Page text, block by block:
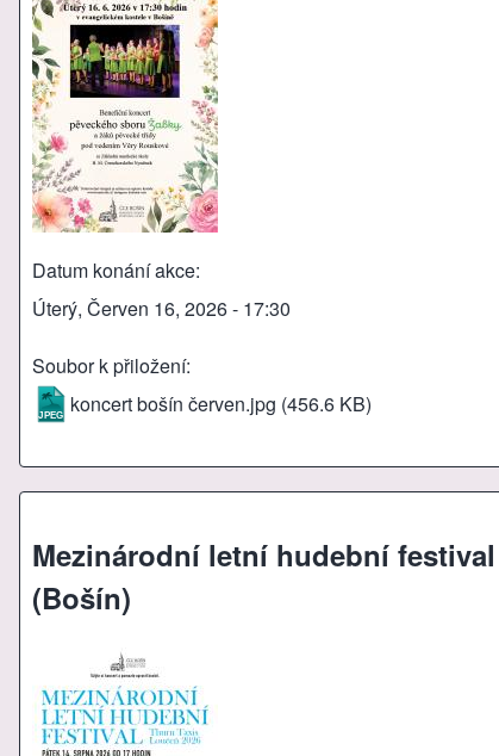
Datum konání akce
Úterý, Červen 16, 2026 - 17:30
Soubor k přiložení
koncert bošín červen.jpg (456.6 KB)
Mezinárodní letní hudební festival
(Bošín)